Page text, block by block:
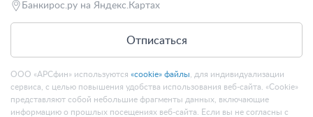
Банкирос.ру на Яндекс.Картах
Отписаться
ООО «АРСфин» используются «cookie» файлы , для индивидуализации
сервиса, с целью повышения удобства использования веб-сайта. «Cookie»
представляют собой небольшие фрагменты данных, включающие
информацию о прошлых посещениях веб-сайта. Если вы не согласны с